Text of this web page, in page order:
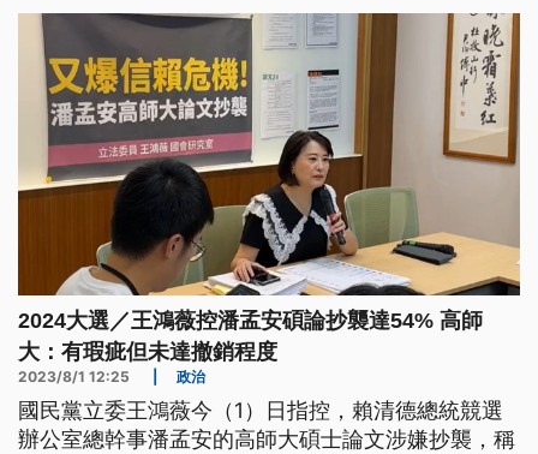
2024大選／王鴻薇控潘孟安碩論抄襲達54% 高師
大：有瑕疵但未達撤銷程度
2023/8/1 12:25 政治
國民黨立委王鴻薇今（1）日指控，賴清德總統競選
辦公室總幹事潘孟安的高師大碩士論文涉嫌抄襲，稱